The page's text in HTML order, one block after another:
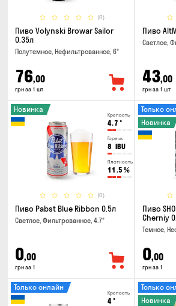
(0)
Пиво Volynski Browar Sailor
0.35л
Полутемное, Нефильтрованное, 6°
76,00
грн за 1 шт
Пиво
Светлое,
43,00
грн за 1 шт
Крепость
4.7 °
Горечь
8 IBU
Плотность
11.5 %
(0)
Новинка
Пиво Pabst Blue Ribbon 0.5л
Светлое, Фильтрованное, 4.7°
0,00
грн за 1
Только
Новинка
Пиво
Cherniy
Темное,
0,00
грн за 1
Крепость
4°
Только онлайн
Только
Новинка